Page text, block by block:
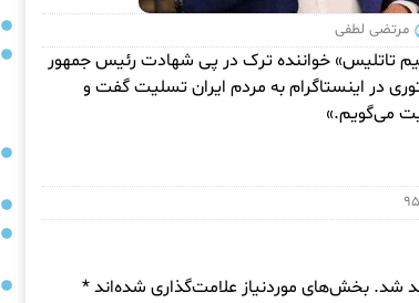
مرتضی لطفی
تاتلیس» خواننده ترک در پی شهادت رئیس جمهور
در اینستاگرام به مردم ایران تسلیت گفت و
می‌گویم.»
شد. بخش‌های موردنیاز علامت‌گذاری شده‌اند*